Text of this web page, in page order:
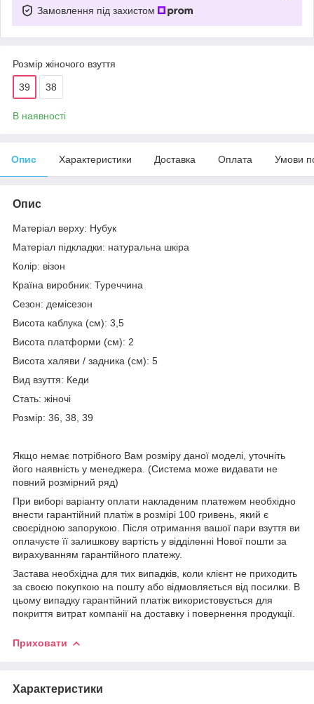
Замовлення під захистом
Розмір жіночого взуття
39 38
В наявності
Опис Характеристики Доставка Оплата Умови
Опис
Матеріал верху: Нубук
Матеріал підкладки: натуральна шкіра
Колір: візон
Країна виробник: Туреччина
Сезон: демісезон
Висота каблука (см): 3,5
Висота платформи (см): 2
Висота халяви / задника (см): 5
Вид взуття: Кеди
Стать: жіночі
Розмір: 36, 38, 39
Якщо немає потрібного Вам розміру даної моделі, уточніть
його наявність у менеджера. (Система може видавати не
повний розмірний ряд)
При виборі варіанту оплати накладеним платежем необхідно
внести гарантійний платіж в розмірі 100 гривень, який є
своєрідною запорукою. Після отримання вашої пари взуття ви
оплачуєте її залишкову вартість у відділенні Нової пошти за
вирахуванням гарантійного платежу.
Застава необхідна для тих випадків, коли клієнт не приходить
за своєю покупкою на пошту або відмовляється від посилки. В
цьому випадку гарантійний платіж використовується для
покриття витрат компанії на доставку і повернення продукції.
Приховати
Характеристики